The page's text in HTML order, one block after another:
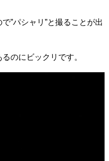
”パシャリ”と撮ることが出
のにビックリです。